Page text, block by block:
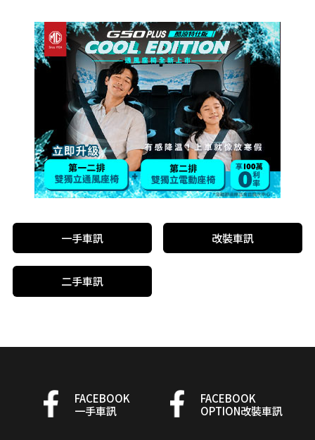
一手車訊 改裝車訊
二手車訊
FACEBOOK
一手車訊
FACEBOOK
OPTION改裝車訊